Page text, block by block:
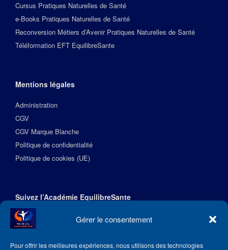
Gérer le consentement
Pour offrir les meilleures expériences, nous utilisons des technologies
Cursus Pratiques Naturelles de Santé
e-Books Pratiques Naturelles de Santé
Reconversion Métiers d’Avenir Pratiques Naturelles de Santé
Téléformation EFT EquilibreSante
Mentions légales
Administration
CGV
CGV Marque Blanche
Politique de confidentialité
Politique de cookies (UE)
Suivez l’Académie EquilibreSante